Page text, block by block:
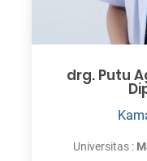
drg. Putu
Universitas :